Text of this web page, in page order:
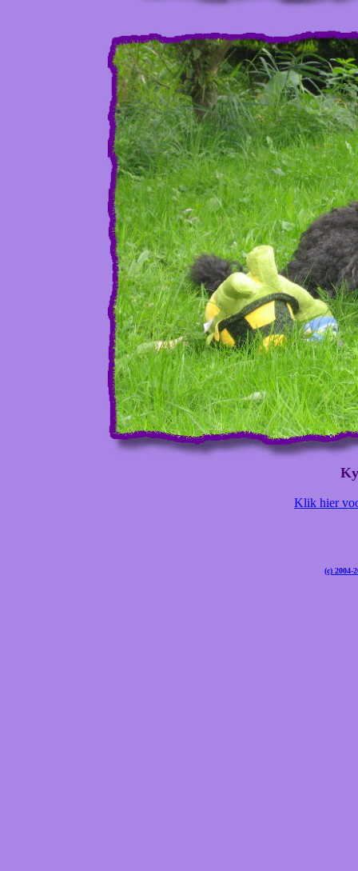
Klik hier
(c) 2004-